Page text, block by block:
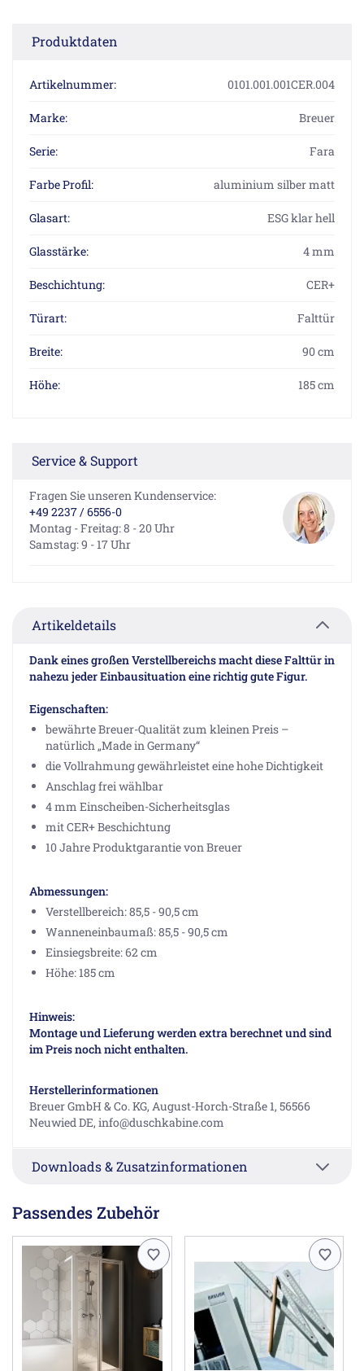
Produktdaten
Artikelnummer: 0101.001.001CER.004
Marke: Breuer
Serie: Fara
Farbe Profil: aluminium silber matt
Glasart: ESG klar hell
Glasstärke: 4 mm
Beschichtung: CER+
Türart: Falttür
Breite: 90 cm
Höhe: 185 cm
Service & Support
Fragen Sie unseren Kundenservice:
+49 2237 / 6556-0
Montag - Freitag: 8 - 20 Uhr
Samstag: 9 - 17 Uhr
Artikeldetails
Dank eines großen Verstellbereichs macht diese Falttür in
nahezu jeder Einbausituation eine richtig gute Figur.
Eigenschaften:
bewährte Breuer-Qualität zum kleinen Preis –
natürlich „Made in Germany“
die Vollrahmung gewährleistet eine hohe Dichtigkeit
Anschlag frei wählbar
4 mm Einscheiben-Sicherheitsglas
mit CER+ Beschichtung
10 Jahre Produktgarantie von Breuer
Abmessungen:
Verstellbereich: 85,5 - 90,5 cm
Wanneneinbaumaß: 85,5 - 90,5 cm
Einsiegsbreite: 62 cm
Höhe: 185 cm
Hinweis:
Montage und Lieferung werden extra berechnet und sind
im Preis noch nicht enthalten.
Herstellerinformationen
Breuer GmbH & Co. KG, August-Horch-Straße 1, 56566
Neuwied DE, info@duschkabine.com
Downloads & Zusatzinformationen
Passendes Zubehör